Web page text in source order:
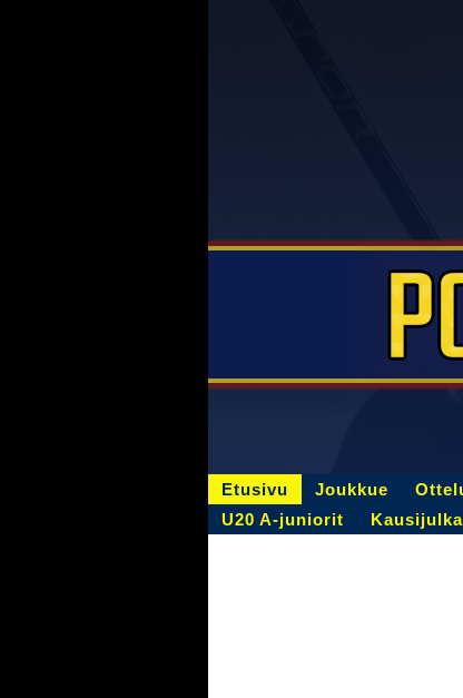
Etusivu Joukkue
U20 A-juniorit